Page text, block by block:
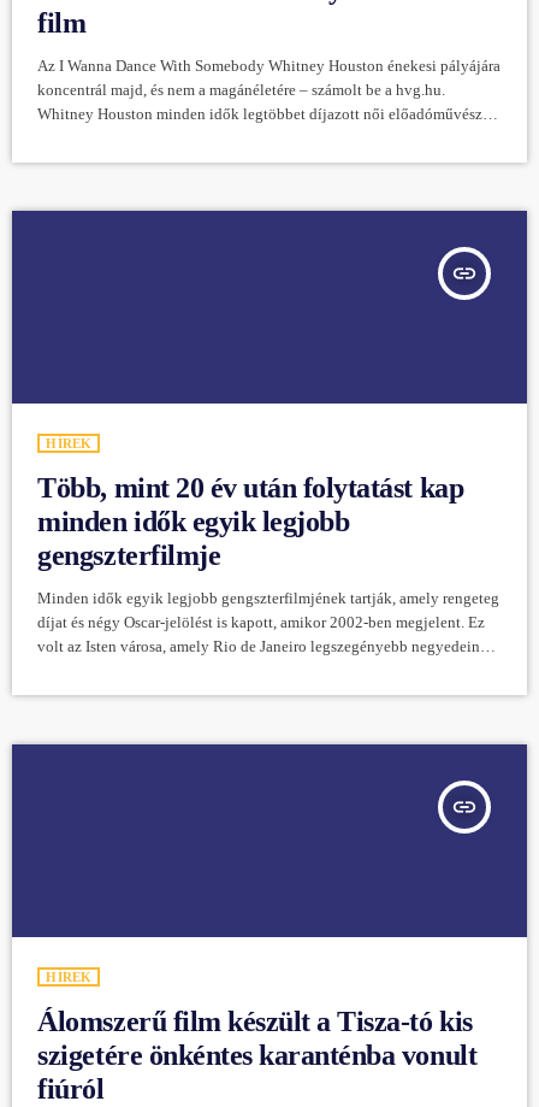
film
Az I Wanna Dance With Somebody Whitney Houston énekesi pályájára
koncentrál majd, és nem a magánéletére – számolt be a hvg.hu.
Whitney Houston minden idők legtöbbet díjazott női előadóművésze
örökzöld slágerekkel ajándékozta meg a világot: az ő életéről és
hányattatásairól szól ez a zenés, dalos, szívmelengető film, amelyet a
insert_link
HÍREK
Több, mint 20 év után folytatást kap
minden idők egyik legjobb
gengszterfilmje
Minden idők egyik legjobb gengszterfilmjének tartják, amely rengeteg
díjat és négy Oscar-jelölést is kapott, amikor 2002-ben megjelent. Ez
volt az Isten városa, amely Rio de Janeiro legszegényebb negyedeinek
És ennek készül most a folytatása tudhatjuk meg a mafab.hu cikkéből.
ugyanonnan, a favellák közül indult útnak, de gyökeresen más utat
insert_link
HÍREK
Álomszerű film készült a Tisza-tó kis
szigetére önkéntes karanténba vonult
fiúról